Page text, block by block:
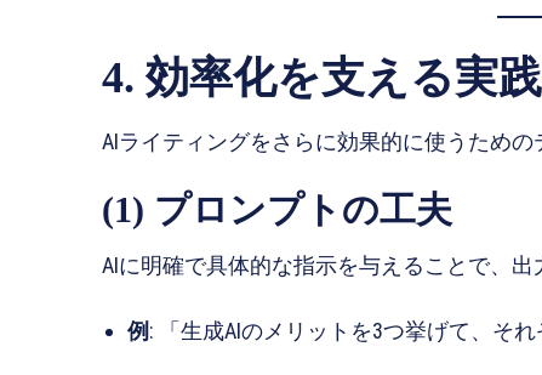
4. 効率化を支える実
AIライティングをさらに効果的に使うための
(1) プロンプトの工夫
AIに明確で具体的な指示を与えることで、出
例: 「生成AIのメリットを3つ挙げて、そ